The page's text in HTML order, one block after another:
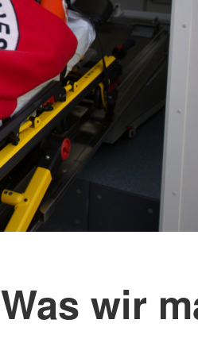
Was wir